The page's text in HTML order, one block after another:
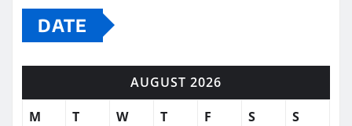
DATE
AUGUST 2026
M
T W T F S S